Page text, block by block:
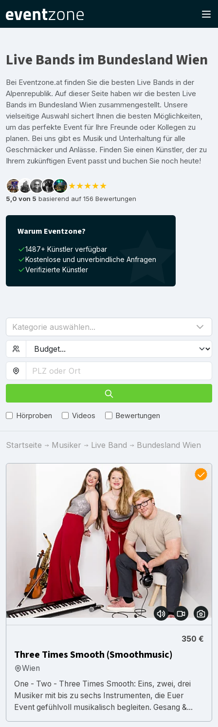
Live Bands im Bundesland Wien
Bei Eventzone.at finden Sie die besten Live Bands in der
Alpenrepublik. Auf dieser Seite haben wir die besten Live
Bands im Bundesland Wien zusammengestellt. Unsere
vielseitige Auswahl sichert Ihnen die besten Möglichkeiten,
um das perfekte Event für Ihre Freunde oder Kollegen zu
planen. Bei uns gibt es Musik und Unterhaltung für alle
Geschmäcker und Anlässe. Finden Sie einen Künstler, der zu
Ihrem zukünftigen Event passt und buchen Sie noch heute!
★★★★★
5,0 von 5 basierend auf 156 Bewertungen
Warum Eventzone?
1487+ Künstler verfügbar
Kostenlose und unverbindliche Anfragen
Verifizierte Künstler
Kategorie auswählen...
Hörproben Videos Bewertungen
Startseite Musiker Live Band Bundesland Wien
350 €
Three Times Smooth (Smoothmusic)
Wien
One - Two - Three Times Smooth: Eins, zwei, drei
Musiker mit bis zu sechs Instrumenten, die Euer
Event gefühlvoll musikalisch begleiten. Gesang &...